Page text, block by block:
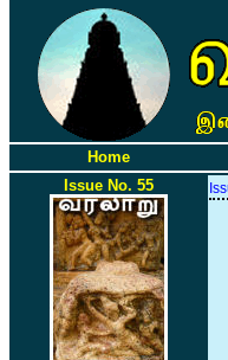
Home
Issue No. 55